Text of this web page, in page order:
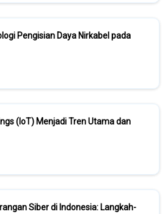
Pengisian Daya Nirkabel pada
(IoT) Menjadi Tren Utama dan
Siber di Indonesia: Langkah-